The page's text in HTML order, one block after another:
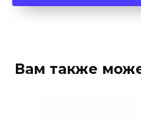
Вам также